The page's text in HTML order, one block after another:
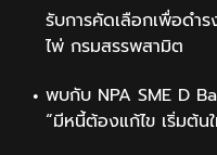
รับการคัดเลือกเพื่อดำ
ไพ่ กรมสรรพสามิต
พบกับ NPA SME D
“มีหนี้ต้องแก้ไข เริ่มต้น